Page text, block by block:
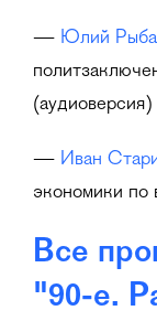
— Юлий
(аудиоверсия)
— Иван
экономики по
Все
"90-е.